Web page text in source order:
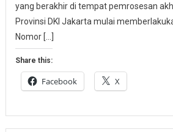
yang berakhir di tempat pemrosesan
Provinsi DKI Jakarta mulai
Nomor […]
Share this:
Facebook X